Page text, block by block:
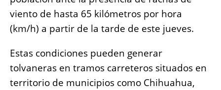
k
viento de hasta 65 kilómetros por hora
(km/h) a partir de la tarde de este jueves.
Estas condiciones pueden generar
tolvaneras en tramos carreteros situados en
territorio de municipios como Chihuahua,